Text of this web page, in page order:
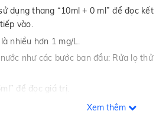
dụng thang “10ml + 0 ml” để đọc
vào.
nhiều hơn 1 mg/L.
như các bước ban đầu: Rửa lọ
để đọc giá trị.
Xem thêm